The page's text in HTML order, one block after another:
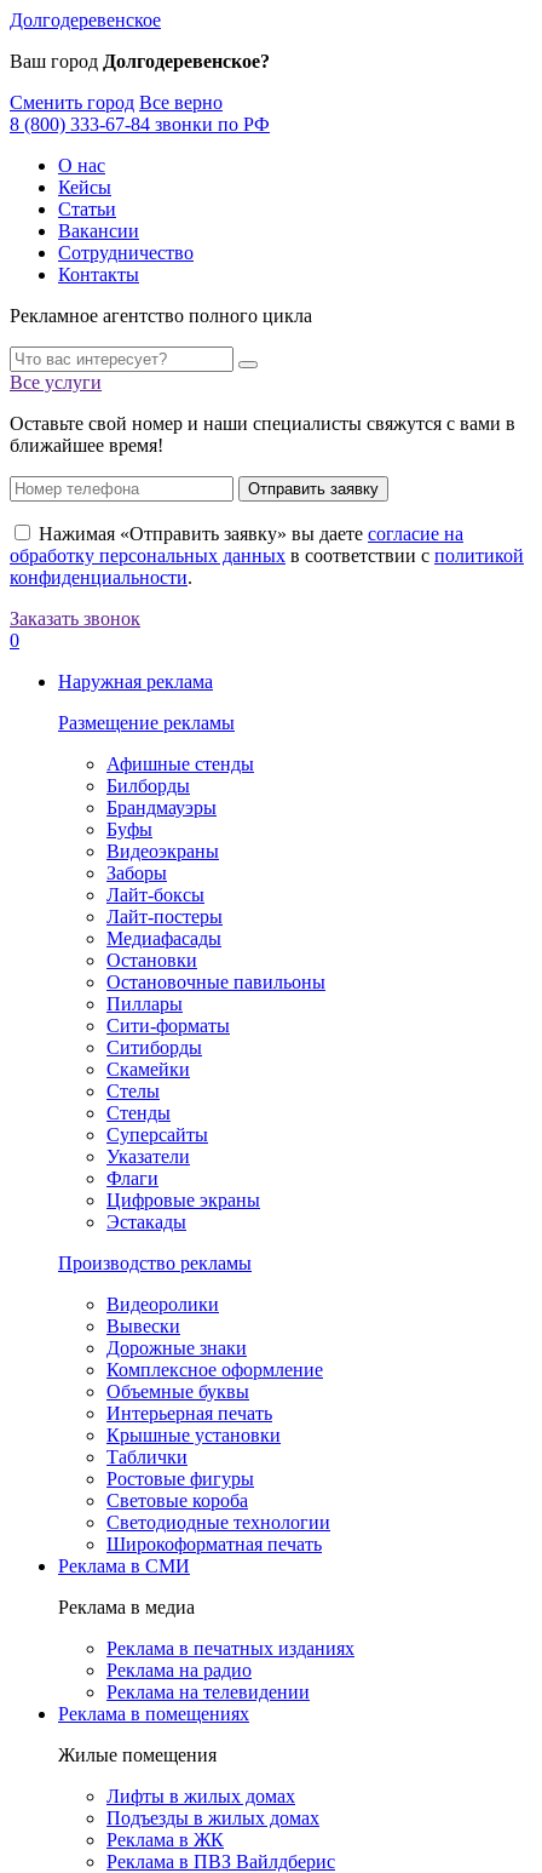
Долгодеревенское
Ваш город Долгодеревенское?
Сменить город Все верно
8 (800) 333-67-84 звонки по РФ
О нас
Кейсы
Статьи
Вакансии
Сотрудничество
Контакты
Рекламное агентство полного цикла
Все услуги
Оставьте свой номер и наши специалисты свяжутся с вами в
ближайшее время!
Отправить заявку
Нажимая «Отправить заявку» вы даете согласие на
обработку персональных данных в соответствии с политикой
конфиденциальности.
Заказать звонок
0
Наружная реклама
Размещение рекламы
Афишные стенды
Билборды
Брандмауэры
Буфы
Видеоэкраны
Заборы
Лайт-боксы
Лайт-постеры
Медиафасады
Остановки
Остановочные павильоны
Пиллары
Сити-форматы
Ситиборды
Скамейки
Стелы
Стенды
Суперсайты
Указатели
Флаги
Цифровые экраны
Эстакады
Производство рекламы
Видеоролики
Вывески
Дорожные знаки
Комплексное оформление
Объемные буквы
Интерьерная печать
Крышные установки
Таблички
Ростовые фигуры
Световые короба
Светодиодные технологии
Широкоформатная печать
Реклама в СМИ
Реклама в медиа
Реклама в печатных изданиях
Реклама на радио
Реклама на телевидении
Реклама в помещениях
Жилые помещения
Лифты в жилых домах
Подъезды в жилых домах
Реклама в ЖК
Реклама в ПВЗ Вайлдберис